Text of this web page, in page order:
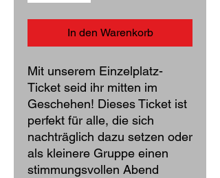
In den Warenkorb
Mit unserem Einzelplatz-
Ticket seid ihr mitten im
Geschehen! Dieses Ticket ist
perfekt für alle, die sich
nachträglich dazu setzen oder
als kleinere Gruppe einen
stimmungsvollen Abend